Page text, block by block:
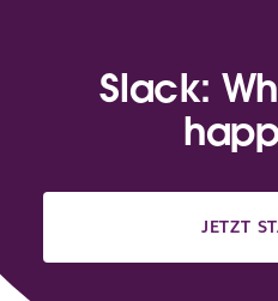
Slack:
JETZT